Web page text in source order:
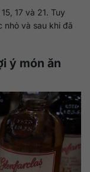
17 và 21. Tuy
nhỏ và sau khi đã
ý món ăn